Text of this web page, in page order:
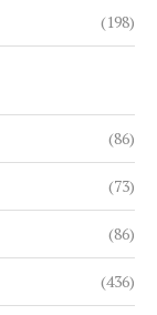
(198)
(86)
(73)
(86)
(436)